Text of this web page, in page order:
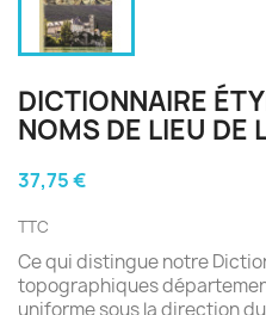
DICTIONNAIRE
NOMS DE LIEU DE
37,75 €
TTC
Ce qui distingue notre
topographiques
uniforme sous la direction